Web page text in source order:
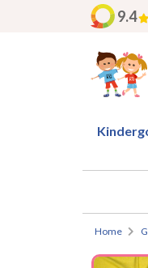
9.4
Home